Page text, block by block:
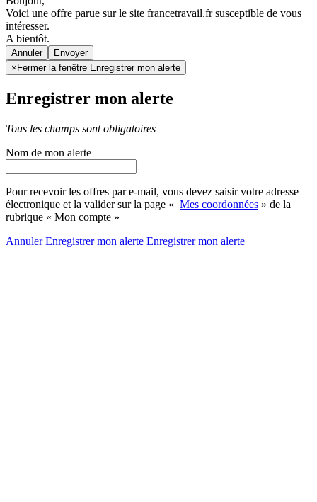
Voici une offre parue sur le site francetravail.fr susceptible de vous
intéresser.
A bientôt.
Annuler
× Fermer la fenêtre Enregistrer mon alerte
Enregistrer mon alerte
Tous les champs sont obligatoires
Nom de mon alerte
Pour recevoir les offres par e-mail, vous devez saisir votre adresse
électronique et la valider sur la page « Mes coordonnées » de la
rubrique « Mon compte »
AnnulerEnregistrer mon alerte Enregistrermon alerte